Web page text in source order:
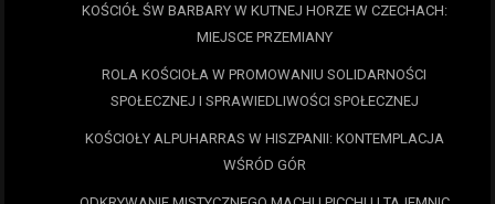
KOŚCIÓŁ ŚW BARBARY W KUTNEJ HORZE W CZECHACH:
MIEJSCE PRZEMIANY
ROLA KOŚCIOŁA W PROMOWANIU SOLIDARNOŚCI
SPOŁECZNEJ I SPRAWIEDLIWOŚCI SPOŁECZNEJ
KOŚCIOŁY ALPUHARRAS W HISZPANII: KONTEMPLACJA
WŚRÓD GÓR